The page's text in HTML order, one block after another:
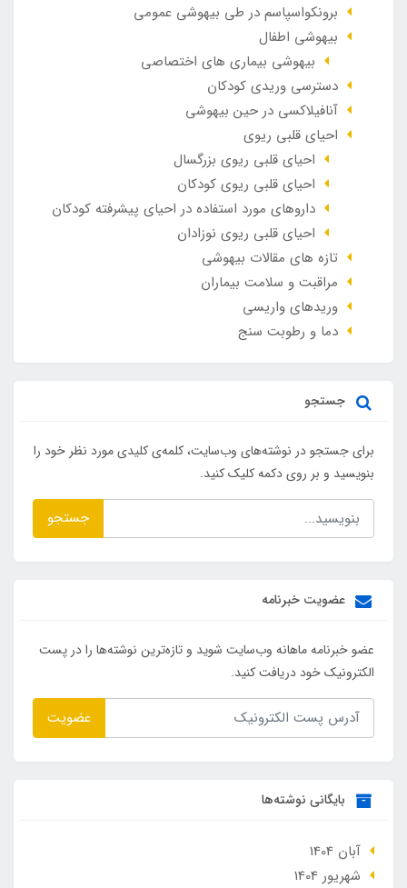
برونکواسپاسم در طی بیهوشی عمومی
بیهوشی اطفال
بیهوشی بیماری های اختصاصی
دسترسی وریدی کودکان
آنافيلاکسی در حين بيهوشی
احیای قلبی ریوی
احیای قلبی ریوی بزرگسال
احیای قلبی ریوی کودکان
داروهای مورد استفاده در احیای پیشرفته کودکان
احیای قلبی ریوی نوزادان
تازه های مقالات بیهوشی
مراقبت و سلامت بیماران
وريدهاي واريسي
دما و رطوبت سنج
جستجو
برای جستجو در نوشته‌های وب‌سایت، کلمه‌ی کلیدی مورد نظر خود را
بنویسید و بر روی دکمه کلیک کنید.
جستجو
عضویت خبرنامه
عضو خبرنامه ماهانه وب‌سایت شوید و تازه‌ترین نوشته‌ها را در پست
الکترونیک خود دریافت کنید.
عضویت
بایگانی نوشته‌ها
آبان 1404
شهریور 1404